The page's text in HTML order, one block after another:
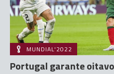
MUNDIAL'2022
Portugal garante